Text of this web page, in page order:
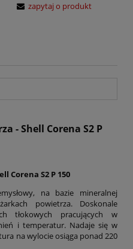
zapytaj o produkt
- Shell Corena S2 P
Corena S2 P 150
na bazie mineralnej
powietrza. Doskonale
tłokowych pracujących w
i temperatur. Nadaje się w
na wylocie osiąga ponad 220